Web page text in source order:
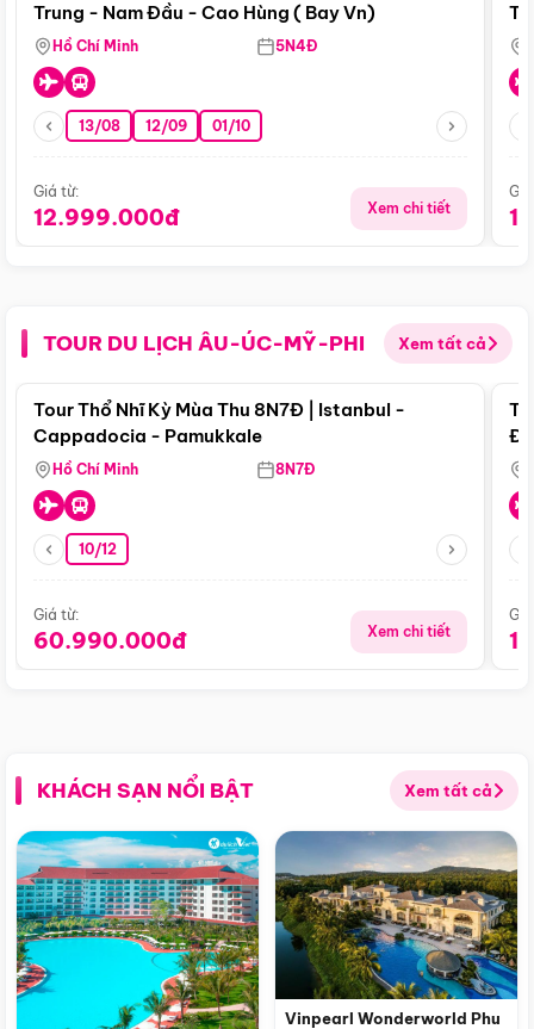
Trung - Nam Đầu - Cao Hùng ( Bay Vn)
Hồ Chí Minh 5N4Đ
13/08 12/09 01/10
Giá từ:
12.999.000đ Xem chi tiết
TOUR DU LỊCH ÂU-ÚC-MỸ-PHI Xem tất cả
Điểm nổi bật
Tour Thổ Nhĩ Kỳ Mùa Thu 8N7Đ | Istanbul -
Cappadocia - Pamukkale
Hồ Chí Minh 8N7Đ
10/12
Giá từ:
60.990.000đ Xem chi tiết
KHÁCH SẠN NỔI BẬT Xem tất cả
Vinpearl Wonderworld Phu